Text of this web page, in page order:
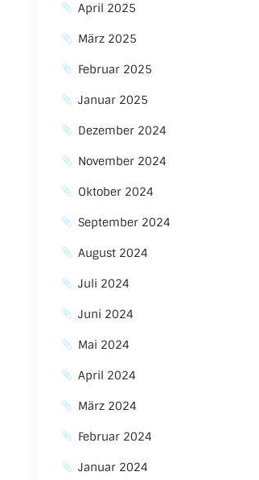
April 2025
März 2025
Februar 2025
Januar 2025
Dezember 2024
November 2024
Oktober 2024
September 2024
August 2024
Juli 2024
Juni 2024
Mai 2024
April 2024
März 2024
Februar 2024
Januar 2024